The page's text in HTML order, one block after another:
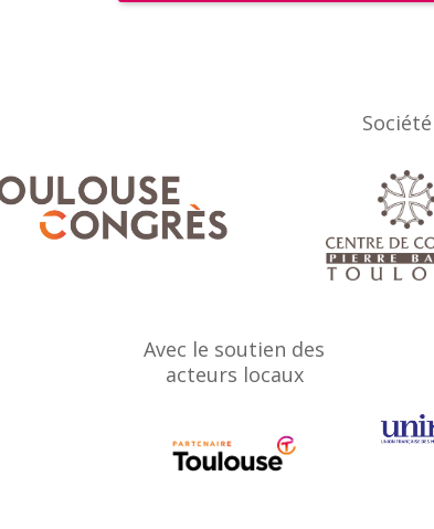
Avec le soutien des
acteurs locaux